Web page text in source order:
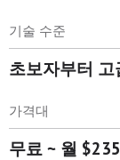
기술 수준
초보자부터 고
가격대
무료 ~ 월 $235